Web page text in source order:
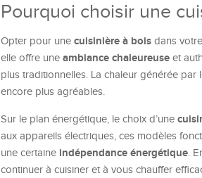
Pourquoi choisir une
Opter pour une cuisinière à bois dans
elle offre une ambiance chaleureuse et
plus traditionnelles. La chaleur générée
encore plus agréables.
Sur le plan énergétique, le choix d’une
aux appareils électriques, ces modèles
une certaine indépendance énergétique.
continuer à cuisiner et à vous chauffer